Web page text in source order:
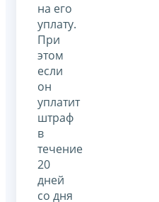
на его
уплату.
При
этом
если
он
уплатит
штраф
в
течение
20
дней
со дня